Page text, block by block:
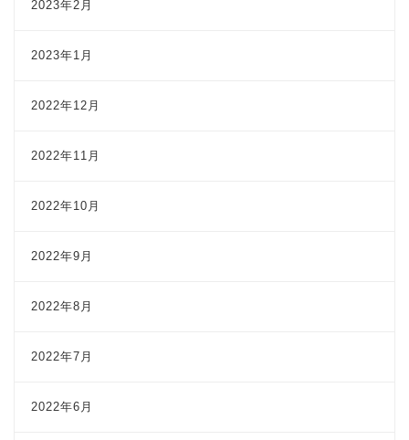
2023年2月
2023年1月
2022年12月
2022年11月
2022年10月
2022年9月
2022年8月
2022年7月
2022年6月